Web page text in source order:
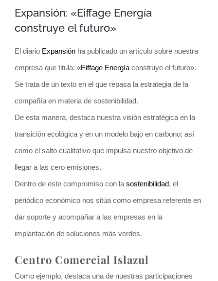
Expansión: «Eiffage Energía
construye el futuro»
El diario Expansión ha publicado un artículo sobre nuestra
empresa que titula: «Eiffage Energía construye el futuro».
Se trata de un texto en el que repasa la estrategia de la
compañía en materia de sostenibilidad.
De esta manera, destaca nuestra visión estratégica en la
transición ecológica y en un modelo bajo en carbono; así
como el salto cualitativo que impulsa nuestro objetivo de
llegar a las cero emisiones.
Dentro de este compromiso con la sostenibilidad, el
periódico económico nos sitúa como empresa referente en
dar soporte y acompañar a las empresas en la
implantación de soluciones más verdes.
Centro Comercial Islazul
Como ejemplo, destaca una de nuestras participaciones